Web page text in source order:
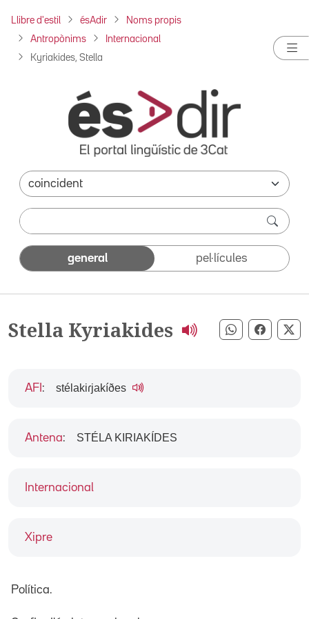
Llibre d'estil ésAdir Noms propis
Antropònims Internacional
Kyriakides, Stella
general pel·lícules
Stella Kyriakides Compartir
Internacional
Xipre
AFI : stélakiɾjakíðes
Antena: STÉLA KIRIAKÍDES
Política.